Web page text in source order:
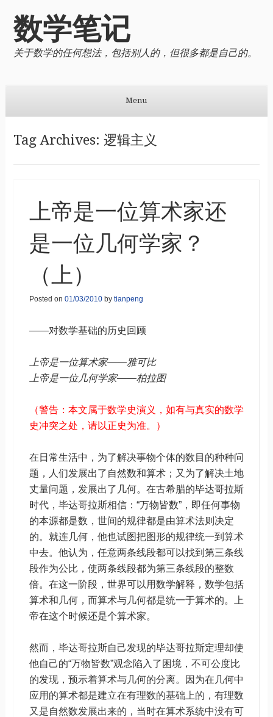
数学笔记
关于数学的任何想法，包括别人的，但很多都是自己的。
Menu
Tag Archives: 逻辑主义
上帝是一位算术家还
是一位几何学家？
（上）
Posted on 01/03/2010by tianpeng
——对数学基础的历史回顾
上帝是一位算术家——雅可比
上帝是一位几何学家——柏拉图
（警告：本文属于数学史演义，如有与真实的数学
史冲突之处，请以正史为准。）
在日常生活中，为了解决事物个体的数目的种种问
题，人们发展出了自然数和算术；又为了解决土地
丈量问题，发展出了几何。在古希腊的毕达哥拉斯
时代，毕达哥拉斯相信：“万物皆数”，即任何事物
的本源都是数，世间的规律都是由算术法则决定
的。就连几何，他也试图把图形的规律统一到算术
中去。他认为，任意两条线段都可以找到第三条线
段作为公比，使两条线段都为第三条线段的整数
倍。在这一阶段，世界可以用数学解释，数学包括
算术和几何，而算术与几何都是统一于算术的。上
帝在这个时候还是个算术家。
然而，毕达哥拉斯自己发现的毕达哥拉斯定理却使
他自己的“万物皆数”观念陷入了困境，不可公度比
的发现，预示着算术与几何的分离。因为在几何中
应用的算术都是建立在有理数的基础上的，有理数
又是自然数发展出来的，当时在算术系统中没有可